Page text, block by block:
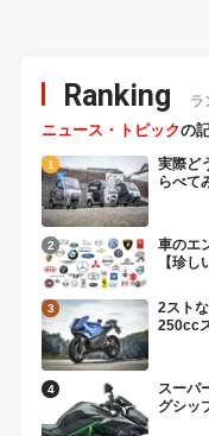
Ranking ラ
ニュース・トピックの
実際ど
らべて
車のエ
【珍し
2スト
250cc
スーパ
グシッ